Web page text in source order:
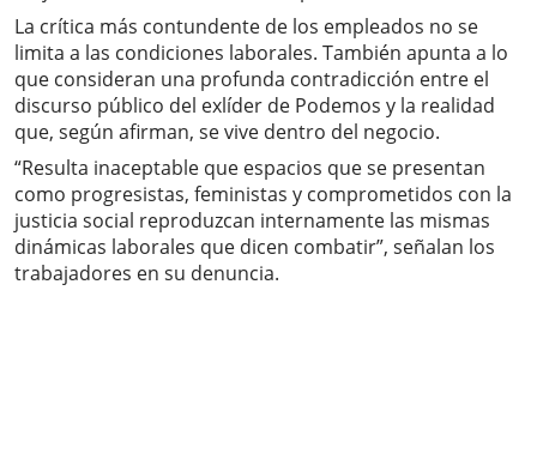
La crítica más contundente de los empleados no se
limita a las condiciones laborales. También apunta a lo
que consideran una profunda contradicción entre el
discurso público del exlíder de Podemos y la realidad
que, según afirman, se vive dentro del negocio.
“Resulta inaceptable que espacios que se presentan
como progresistas, feministas y comprometidos con la
justicia social reproduzcan internamente las mismas
dinámicas laborales que dicen combatir”, señalan los
trabajadores en su denuncia.